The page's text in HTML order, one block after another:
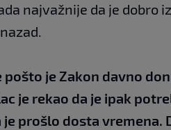
najvažnije da je dobro
je Zakon davno
je rekao da je ipak
prošlo dosta vremena.